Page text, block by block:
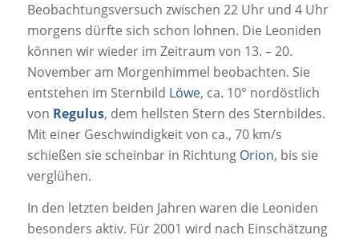
Beobachtungsversuch zwischen 22 Uhr und 4 Uhr
morgens dürfte sich schon lohnen. Die Leoniden
können wir wieder im Zeitraum von 13. – 20.
November am Morgenhimmel beobachten. Sie
entstehen im Sternbild Löwe, ca. 10° nordöstlich
von Regulus, dem hellsten Stern des Sternbildes.
Mit einer Geschwindigkeit von ca., 70 km/s
schießen sie scheinbar in Richtung Orion, bis sie
verglühen.
In den letzten beiden Jahren waren die Leoniden
besonders aktiv. Für 2001 wird nach Einschätzung